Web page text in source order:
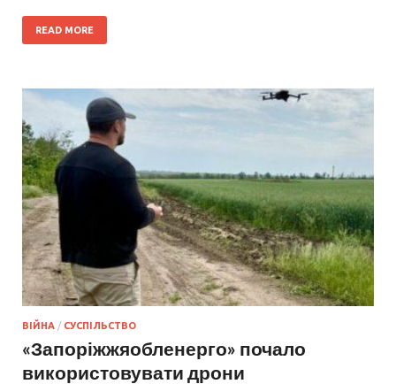
READ MORE
ВІЙНА / СУСПІЛЬСТВО
«Запоріжжяобленерго» почало
використовувати дрони